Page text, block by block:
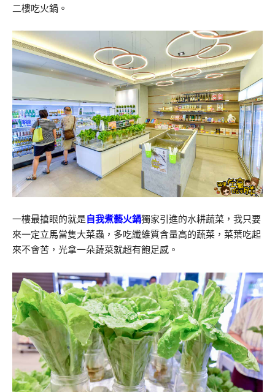
二樓吃火鍋。
一樓最搶眼的就是 自我煮藝火鍋獨家引進的水耕蔬菜，我只要
來一定立馬當隻大菜蟲，多吃纖維質含量高的蔬菜，菜葉吃起
來不會苦，光拿一朵蔬菜就超有飽足感。